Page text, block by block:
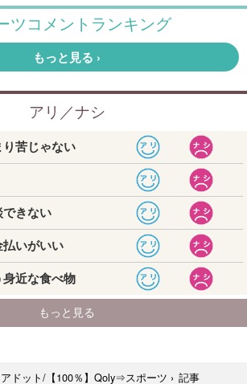
アドット/【100％】Qoly⇒スポーツ › 記事